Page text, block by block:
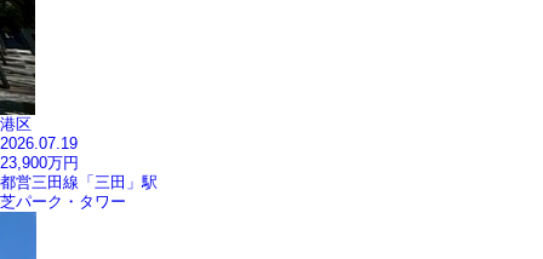
港区
2026.07.19
23,900万円
都営三田線「三田」駅
芝パーク・タワー